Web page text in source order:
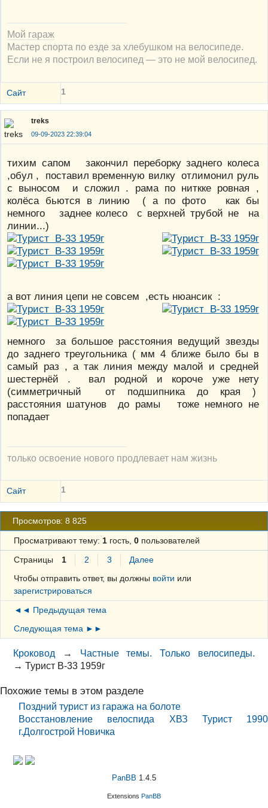
Мой гараж
Мастер спорта по езде за хлебушком на велосипеде.
Если не я построил велосипед — это не мой велосипед.
Сайт 1
treks
09-09-2023 22:39:04
тихим сапом закончил переборку заднего колеса
,обул , поставил временную вилку отлимонил руль
с выносом и сложил . рама по ниткке ровная ,
колёса бьются в линию ( а по фото как бы
немного заднее колесо с верхней трубой не на
линии...)
а вот линия цепи не совсем ,есть нюансик :
немного за большое расстояния ведущий звезды
до заднего треугольника ( мм 4 ближе было бы в
самый раз , а так линия между малой и средней
шестернёй . вал родной и короче уже нету
(симметричный от подшипника до края )
расстояния шатунов до рамы тоже немного не
попадает
только освоение нового продлевает нам жизнь
Сайт 1
Просмотров: 8 825
Просматривают тему: 1гость, 0пользователей
Страницы 1 2 3
Далее
Чтобы отправить ответ, вы должны войти или
зарегистрироваться
◄◄ Предыдущая тема
Следующая тема ►►
Кроковод → Частные темы. Только велосипеды.
→Турист В-33 1959г
Похожие темы в этом разделе
Поздний турист из гаража на болоте
Восстановление велоспида ХВЗ Турист 1990
г.Долгострой Новичка
PanBB 1.4.5
Extensions PanBB